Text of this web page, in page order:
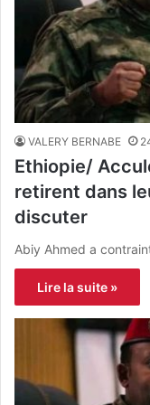
VALERY BERNABE
Ethiopie/
retirent dans
discuter
Abiy Ahmed a
Lire la suite »